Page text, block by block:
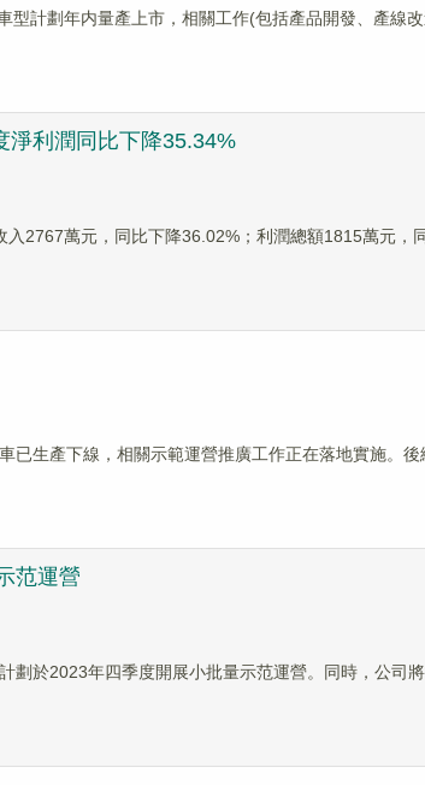
型計劃年内量產上市，相關工作(包括產品開發、產線
淨利潤同比下降35.34%
2767萬元，同比下降36.02%；利潤總額1815萬元，
生產下線，相關示範運營推廣工作正在落地實施。後
范運營
於2023年四季度開展小批量示范運營。同時，公司